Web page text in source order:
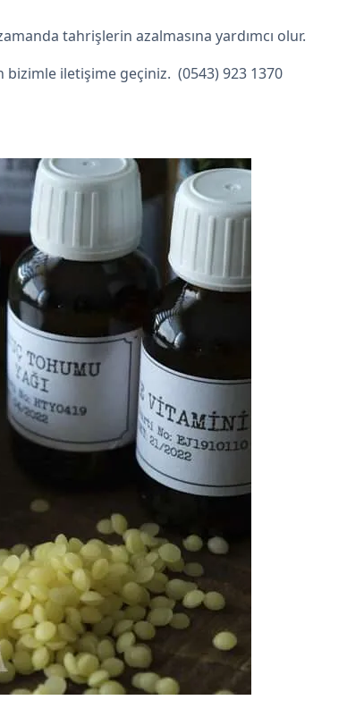
tahrişlerin azalmasına yardımcı olur.
bizimle iletişime geçiniz. (0543) 923 1370